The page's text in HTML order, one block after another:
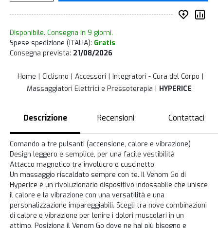
Disponibile. Consegna in 9 giorni.
Spese spedizione (ITALIA): Gratis
Consegna prevista: 21/08/2026
Home Ciclismo Accessori
Integratori - Cura del Corpo
Massaggiatori Elettrici e Pressoterapia
HYPERICE
Descrizione Recensioni Contattaci
Comando a tre pulsanti (accensione, calore e vibrazione)
Design leggero e semplice, per una facile vestibilità
Attacco magnetico tra involucro e cuscinetto
Un massaggio riscaldato sempre con te. Il Venom Go di
Hyperice è un rivoluzionario dispositivo indossabile che unisce
il calore e la vibrazione con una versatilità e una
personalizzazione impareggiabili. Scegli tra nove combinazioni
di calore e vibrazione per lenire i dolori muscolari in un
attimo. Posiziona il Venom Go dove ne hai più bisogno e